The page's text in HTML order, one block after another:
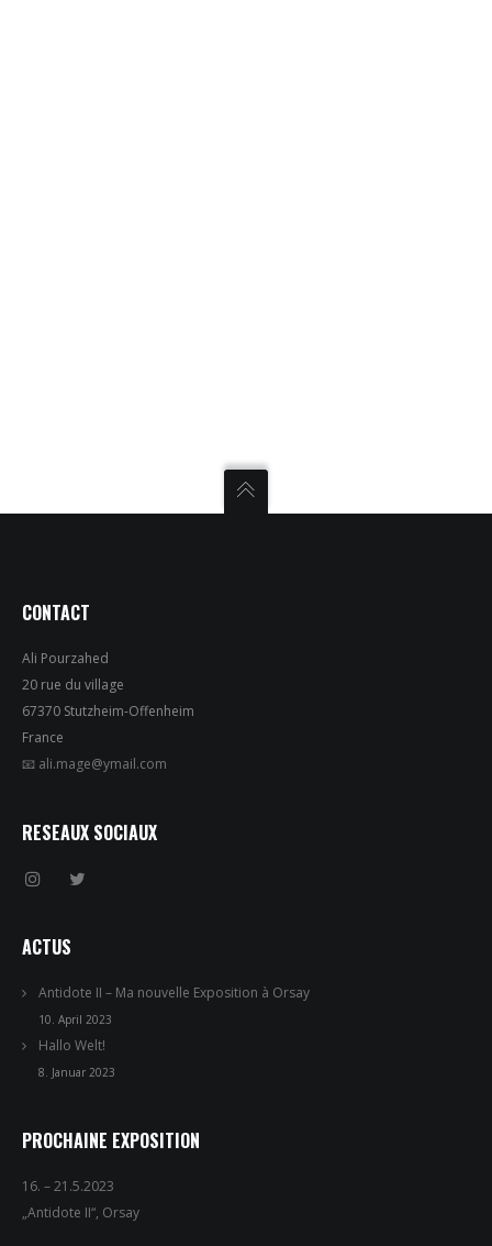
CONTACT
Ali Pourzahed
20 rue du village
67370 Stutzheim-Offenheim
France
📧 ali.mage@ymail.com
RESEAUX SOCIAUX
ACTUS
Antidote II – Ma nouvelle Exposition à Orsay
10. April 2023
Hallo Welt!
8. Januar 2023
PROCHAINE EXPOSITION
16. – 21.5.2023
„Antidote II“, Orsay